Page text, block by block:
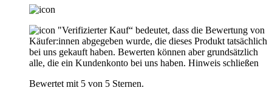
"Verifizierter Kauf“ bedeutet, dass die Bewertung von
Käufer:innen abgegeben wurde, die dieses Produkt tatsächlich
bei uns gekauft haben. Bewerten können aber grundsätzlich
alle, die ein Kundenkonto bei uns haben. Hinweis schließen
Bewertet mit 5 von 5 Sternen.